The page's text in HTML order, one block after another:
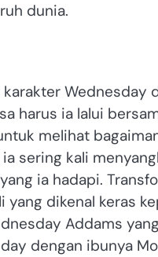
dunia.
Wednesday
harus ia lalui
melihat
sering kali
ia hadapi.
dikenal keras
Addams
dengan ibunya